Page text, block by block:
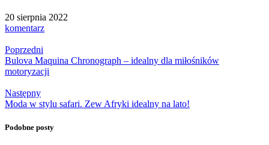
20 sierpnia 2022
komentarz
Poprzedni
Bulova Maquina Chronograph – idealny dla miłośników
motoryzacji
Następny
Moda w stylu safari. Zew Afryki idealny na lato!
Podobne posty